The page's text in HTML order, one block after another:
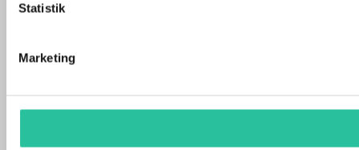
Statistik
Marketing